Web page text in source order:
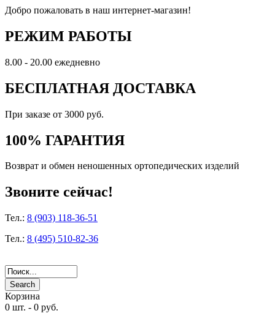
Добро пожаловать в наш интернет-магазин!
РЕЖИМ РАБОТЫ
8.00 - 20.00 ежедневно
БЕСПЛАТНАЯ ДОСТАВКА
При заказе от 3000 руб.
100% ГАРАНТИЯ
Возврат и обмен неношенных ортопедических изделий
Звоните сейчас!
Тел.: 8 (903) 118-36-51
Тел.: 8 (495) 510-82-36
Search
Корзина
0 шт. - 0 руб.